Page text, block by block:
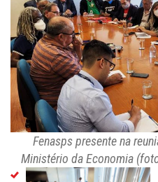
Fenasps presente na
Ministério da Economia